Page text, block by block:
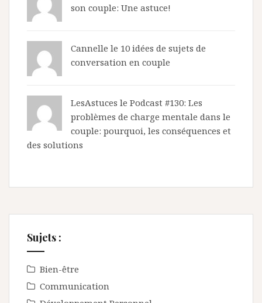
son couple: Une astuce!
Cannelle le 10 idées de sujets de
conversation en couple
LesAstuces le Podcast #130: Les
problèmes de charge mentale dans le
couple: pourquoi, les conséquences et
des solutions
Sujets :
Bien-être
Communication